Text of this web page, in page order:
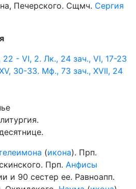
Печерского. Сщмч. Сергия
22 - VI, 2. Лк., 24 зач., VI, 17-23
30-33. Мф., 73 зач., XVII, 24
(икона). Прп.
Прп. Анфисы
и 90 сестер ее. Равноапп.